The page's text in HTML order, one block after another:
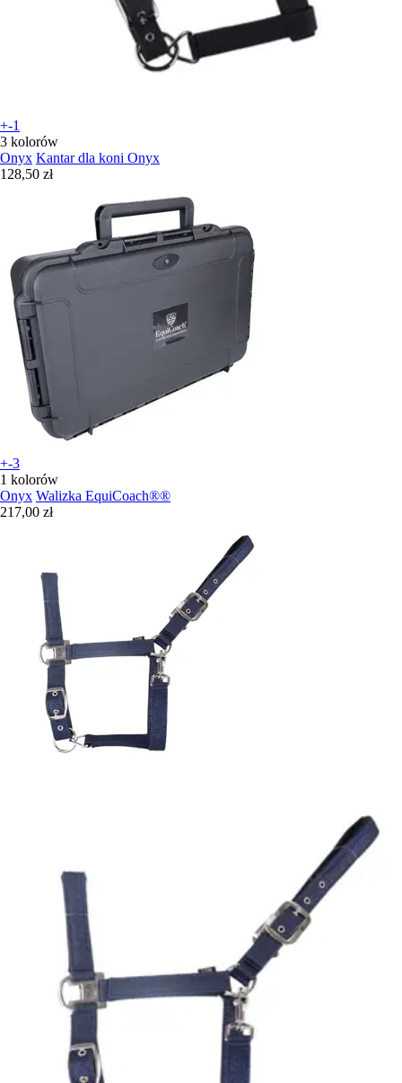
+-1
3 kolorów
Onyx Kantar dla koni Onyx
128,50 zł
+-3
1 kolorów
Onyx Walizka EquiCoach®®
217,00 zł